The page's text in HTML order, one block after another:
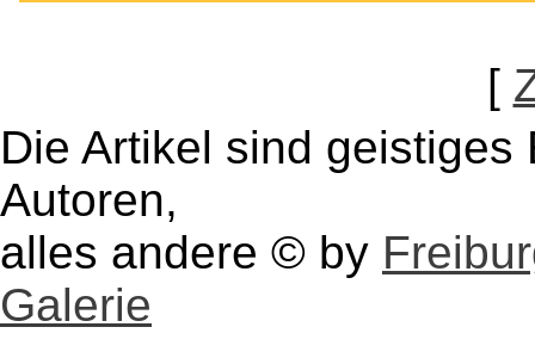
[
Die Artikel sind
Autoren,
alles andere © by
Galerie